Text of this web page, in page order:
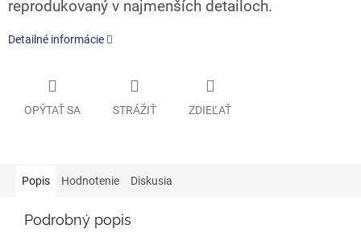
reprodukovaný v najmenších detailoch.
Detailné informácie
OPÝTAŤ SA STRÁŽIŤ ZDIEĽAŤ
Popis Hodnotenie Diskusia
Podrobný popis